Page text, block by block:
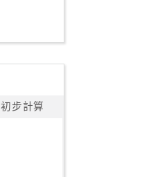
初步計算